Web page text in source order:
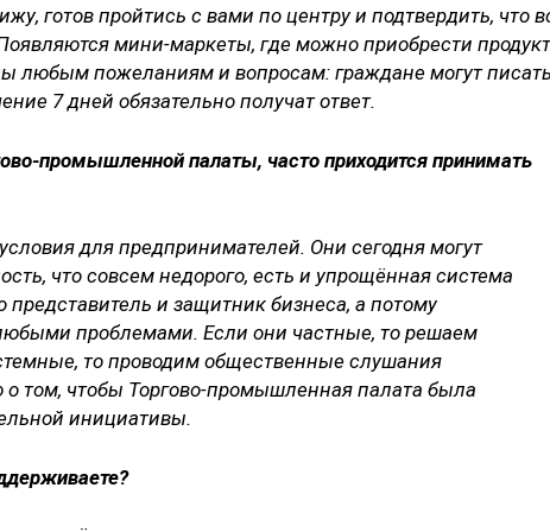
готов пройтись с вами по центру и подтвердить, что
мини-маркеты, где можно приобрести
любым пожеланиям и вопросам: граждане могут писать
7 дней обязательно получат ответ.
промышленной палаты, часто приходится принимать
для предпринимателей. Они сегодня могут
что совсем недорого, есть и упрощённая система
и защитник бизнеса, а потому
проблемами. Если они частные, то решаем
то проводим общественные слушания
том, чтобы Торгово-промышленная палата была
инициативы.